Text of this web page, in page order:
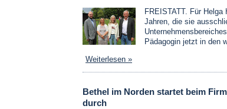
FREISTATT. Für
Jahren, die sie
Pädagogin jetzt in den
Weiterlesen »
Bethel im Norden startet beim
durch